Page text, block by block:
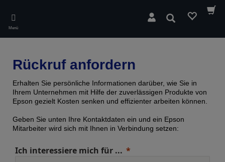
main
content
Menü
Suchen
Rückruf anfordern
Erhalten Sie persönliche Informationen darüber, wie Sie in
Ihrem Unternehmen mit Hilfe der zuverlässigen Produkte von
Epson gezielt Kosten senken und effizienter arbeiten können.
Geben Sie unten Ihre Kontaktdaten ein und ein Epson
Mitarbeiter wird sich mit Ihnen in Verbindung setzen:
Ich interessiere mich für ...